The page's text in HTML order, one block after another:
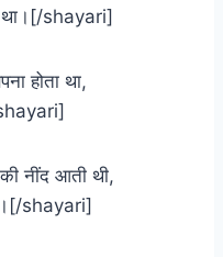
था।[/shayari]
होता था,
नींद आती थी,
shayari]